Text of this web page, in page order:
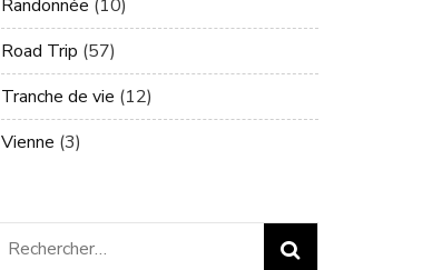
Randonnée (10)
Road Trip (57)
Tranche de vie (12)
Vienne (3)
Rechercher :